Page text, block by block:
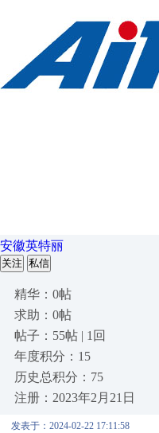
安徽英特丽
关注 私信
精华：0帖
求助：0帖
帖子：55帖 | 1回
年度积分：15
历史总积分：75
注册：2023年2月21日
发表于：2024-02-22 17:11:58